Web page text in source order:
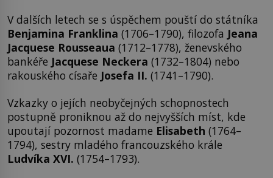
V dalších letech se s úspěchem pouští do státníka
Benjamina Franklina (1706–1790), filozofa Jeana
Jacquese Rousseaua (1712–1778), ženevského
bankéře Jacquese Neckera (1732–1804) nebo
rakouského císaře Josefa II. (1741–1790).
Vzkazky o jejích neobyčejných schopnostech
postupně proniknou až do nejvyšších míst, kde
upoutají pozornost madame Elisabeth (1764–
1794), sestry mladého francouzského krále
Ludvíka XVI. (1754–1793).